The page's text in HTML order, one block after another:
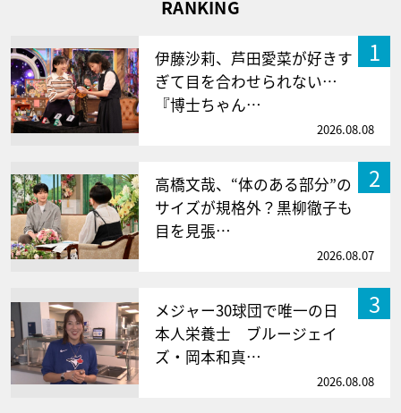
RANKING
1
伊藤沙莉、芦田愛菜が好きす
ぎて目を合わせられない…
『博士ちゃん…
2026.08.08
2
高橋文哉、“体のある部分”の
サイズが規格外？黒柳徹子も
目を見張…
2026.08.07
3
メジャー30球団で唯一の日
本人栄養士 ブルージェイ
ズ・岡本和真…
2026.08.08